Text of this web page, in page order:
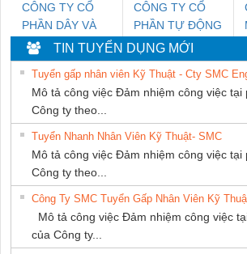
CÔNG TY CỔ
PHẦN DÂY VÀ
CÁP ĐIỆN
THƯỢNG ĐÌNH
CÔNG TY CỔ
PHẦN TỰ ĐỘNG
TIẾN HƯNG
TIN TUYỂN DỤNG MỚI
Tuyển gấp nhân viên Kỹ Thuật - Cty SMC
Mô tả công việc Đảm nhiệm công việc tại
Công ty theo...
Tuyển Nhanh Nhân Viên Kỹ Thuật- SMC
Mô tả công việc Đảm nhiệm công việc tại
Công ty theo...
Công Ty SMC Tuyển Gấp Nhân Viên Kỹ
Mô tả công việc Đảm nhiệm công việc
của Công ty...